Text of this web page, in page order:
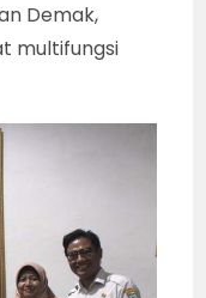
Demak,
multifungsi